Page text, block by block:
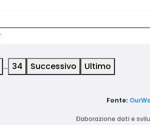
… 34 Successivo Ultimo
Fonte:
Elaborazione dati e